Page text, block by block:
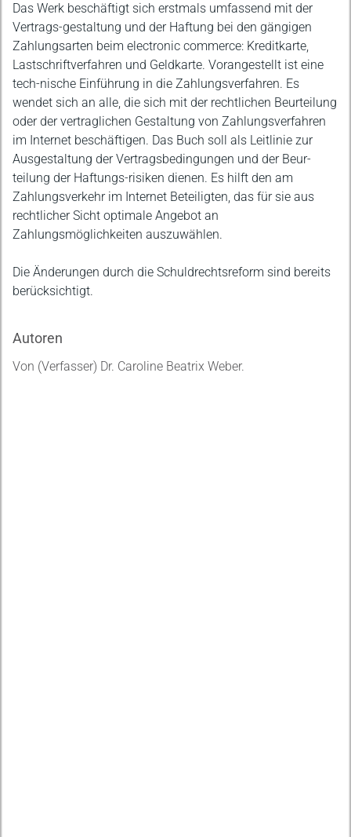
Das Werk beschäftigt sich erstmals umfassend mit der
Vertrags-gestaltung und der Haftung bei den gängigen
Zahlungsarten beim electronic commerce: Kreditkarte,
Lastschriftverfahren und Geldkarte. Vorangestellt ist eine
tech-nische Einführung in die Zahlungsverfahren. Es
wendet sich an alle, die sich mit der rechtlichen Beurteilung
oder der vertraglichen Gestaltung von Zahlungsverfahren
im Internet beschäftigen. Das Buch soll als Leitlinie zur
Ausgestaltung der Vertragsbedingungen und der Beur-
teilung der Haftungs-risiken dienen. Es hilft den am
Zahlungsverkehr im Internet Beteiligten, das für sie aus
rechtlicher Sicht optimale Angebot an
Zahlungsmöglichkeiten auszuwählen.
Die Änderungen durch die Schuldrechtsreform sind bereits
berücksichtigt.
Autoren
Von (Verfasser) Dr. Caroline Beatrix Weber.